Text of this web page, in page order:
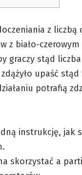
z liczbą
z biało-
graczy stąd
upaść stąd
potrafią
instrukcję, jak
skorzystać a